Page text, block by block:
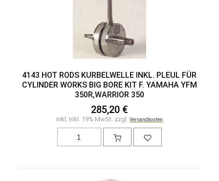
4143 HOT RODS KURBELWELLE INKL. PLEUL FÜR
CYLINDER WORKS BIG BORE KIT F. YAMAHA YFM
350R,WARRIOR 350
285,20 €
inkl. inkl. 19% MwSt. zzgl. Versandkosten